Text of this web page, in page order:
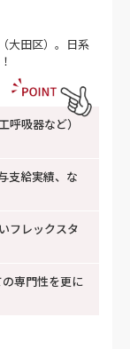
吸器など）
支給実績、な
フレックスタ
専門性を更に